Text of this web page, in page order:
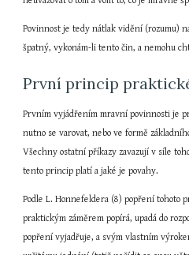
Povinnost je tedy nátlak vidění (rozumu)
špatný, vykonám-li tento čin, a nemohu
První princip
Prvním vyjádřením mravní povinnosti je
nutno se varovat, nebo ve formě
Všechny ostatní příkazy zavazují v síle
tento princip platí a jaké je povahy.
Podle L. Honnefeldera (8) popření tohoto
praktickým záměrem popírá, upadá do
popření vyjadřuje, a svým vlastním